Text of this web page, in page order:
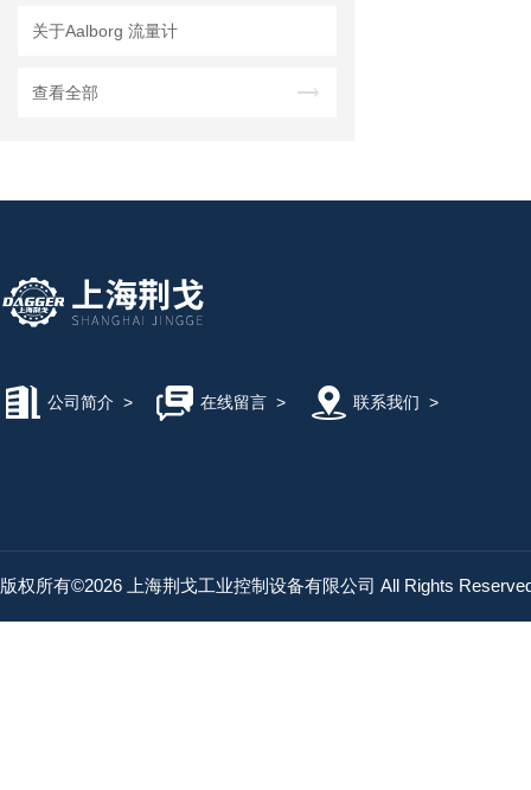
关于Aalborg 流量计
查看全部
公司简介 > 在线留言> 联系我们 >
版权所有©2026 上海荆戈工业控制设备有限公司 All Rights